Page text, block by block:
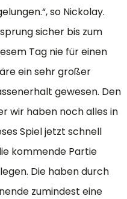
so Nickolay.
sicher bis zum
Tag nie für einen
ein sehr großer
gewesen. Den
wir haben noch alles in
Spiel jetzt schnell
kommende Partie
Die haben durch
zumindest eine